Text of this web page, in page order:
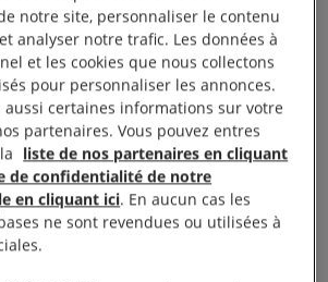
de 127 civil·e·s, selon le HCDH
d’imposer délibérément des
notre site, personnaliser le contenu
analyser notre trafic. Les données à
et les cookies que nous collectons
pour personnaliser les annonces.
aussi certaines informations sur votre
partenaires. Vous pouvez entres
liste de nos partenaires en cliquant
de confidentialité de notre
en cliquant ici. En aucun cas les
ne sont revendues ou utilisées à